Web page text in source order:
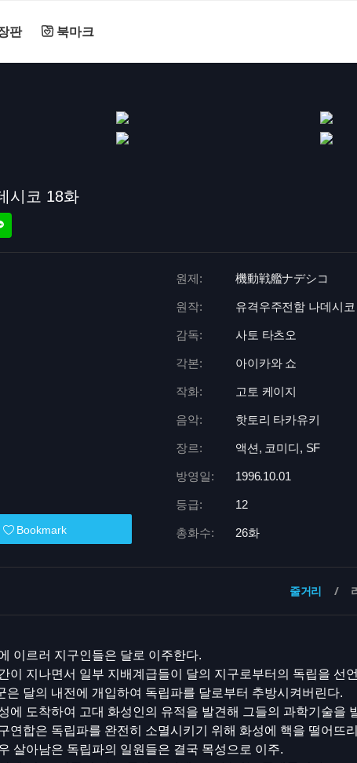
판 북마크
시코 18화
Bookmark
원제: 機動戦艦ナデシコ
원작: 유격우주전함 나데시코
감독: 사토 타츠오
각본: 아이카와 쇼
작화: 고토 케이지
음악: 핫토리 타카유키
장르: 액션, 코미디, SF
방영일: 1996.10.01
등급: 12
총화수: 26화
줄거리
이르러 지구인들은 달로 이주한다.
이 지나면서 일부 지배계급들이 달의 지구로부터의 독립을 선
은 달의 내전에 개입하여 독립파를 달로부터 추방시켜버린다.
에 도착하여 고대 화성인의 유적을 발견해 그들의 과학기술을
연합은 독립파를 완전히 소멸시키기 위해 화성에 핵을 떨어뜨
살아남은 독립파의 일원들은 결국 목성으로 이주.